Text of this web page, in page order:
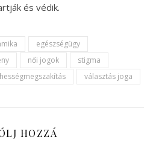
és védik.
egészségügy
női jogok
stigma
választás joga
HOZZÁ